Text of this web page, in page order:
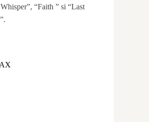
“Faith ” si “Last